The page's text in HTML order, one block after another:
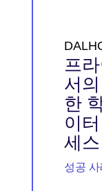
프
서
한
이
세스
성공 사